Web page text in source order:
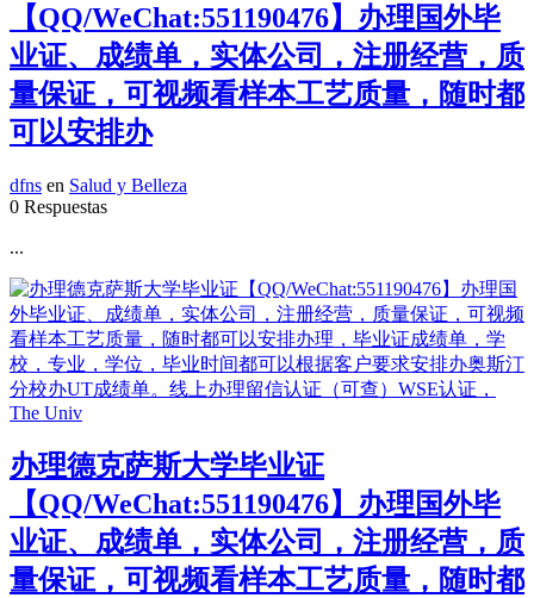
【QQ/WeChat:551190476】办理国外毕
业证、成绩单，实体公司，注册经营，质
量保证，可视频看样本工艺质量，随时都
可以安排办
dfns en Salud y Belleza
0 Respuestas
...
办理德克萨斯大学毕业证
【QQ/WeChat:551190476】办理国外毕
业证、成绩单，实体公司，注册经营，质
量保证，可视频看样本工艺质量，随时都